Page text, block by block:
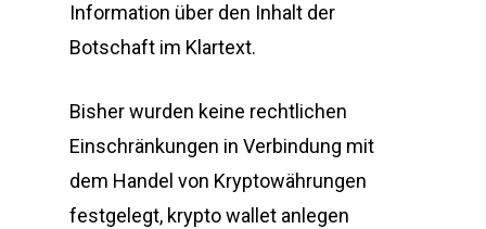
Information über den Inhalt der
Botschaft im Klartext.
Bisher wurden keine rechtlichen
Einschränkungen in Verbindung mit
dem Handel von Kryptowährungen
festgelegt, krypto wallet anlegen